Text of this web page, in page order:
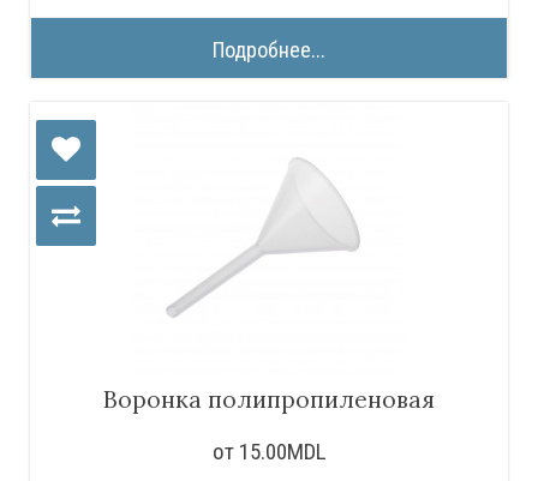
Подробнее...
Воронка полипропиленовая
от 15.00MDL